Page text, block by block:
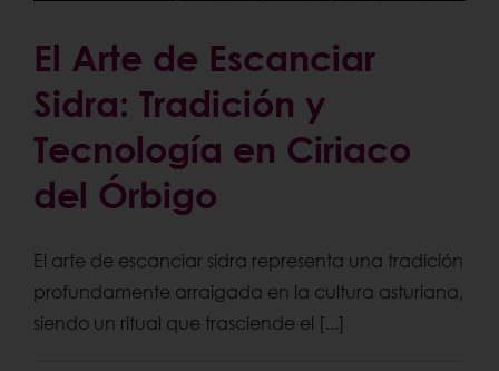
El Arte de Escanciar
Sidra: Tradición y
Tecnología en Ciriaco
del Órbigo
El arte de escanciar sidra representa una tradición
profundamente arraigada en la cultura asturiana,
siendo un ritual que trasciende el [...]